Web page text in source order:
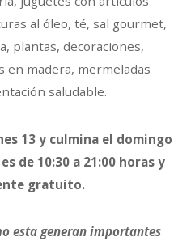
al óleo, té, sal gourmet,
plantas, decoraciones,
en madera, mermeladas
saludable.
13 y culmina el domingo
de 10:30 a 21:00 horas y
gratuito.
esta generan importantes